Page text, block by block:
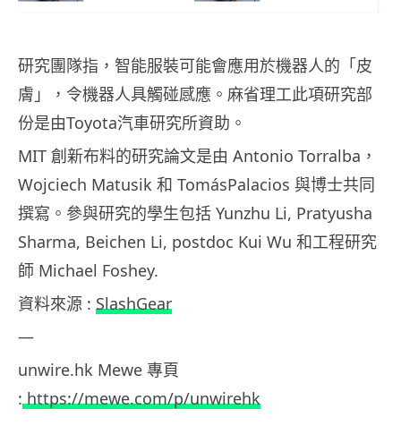
研究團隊指，智能服裝可能會應用於機器人的「皮
膚」，令機器人具觸碰感應。麻省理工此項研究部
份是由Toyota汽車研究所資助。
MIT 創新布料的研究論文是由 Antonio Torralba，
Wojciech Matusik 和 TomásPalacios 與博士共同
撰寫。參與研究的學生包括 Yunzhu Li, Pratyusha
Sharma, Beichen Li, postdoc Kui Wu 和工程研究
師 Michael Foshey.
資料來源 : SlashGear
—
unwire.hk Mewe 專頁
:https://mewe.com/p/unwirehk